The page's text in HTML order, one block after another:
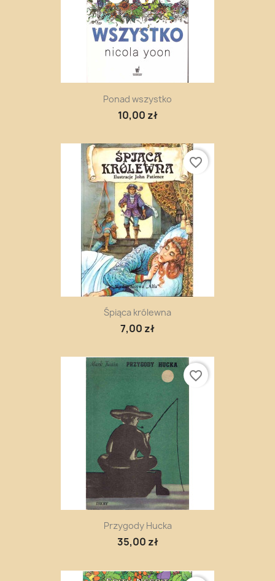
Ponad wszystko
10,00 zł
Śpiąca królewna
7,00 zł
favorite_border
Przygody Hucka
35,00 zł
favorite_border